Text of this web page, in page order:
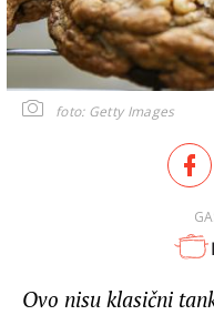
foto: Getty Images
Ovo nisu klasični